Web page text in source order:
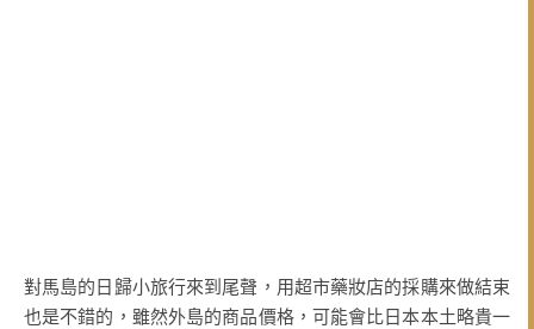
對馬島的日歸小旅行來到尾聲，用超市藥妝店的採購來做結束
也是不錯的，雖然外島的商品價格，可能會比日本本土略貴一